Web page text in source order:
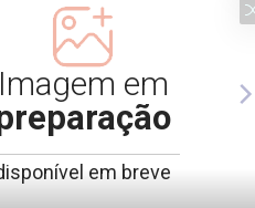
Avenida General Carneiro 5
Avenida Barão de Tatuí 9
Avenida Dom Aguirre
com salão de festas,
e espaço Kids ideal
segurança e controle
Imagem em
em breve